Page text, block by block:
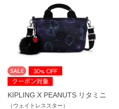
KIPLING X PEANUTS リタミニ
（ウェイトレススター）